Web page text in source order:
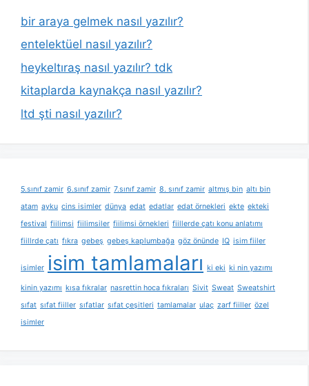
bir araya gelmek nasıl yazılır?
entelektüel nasıl yazılır?
heykeltıraş nasıl yazılır? tdk
kitaplarda kaynakça nasıl yazılır?
ltd şti nasıl yazılır?
5.sınıf zamir 6.sınıf zamir 7.sınıf zamir 8. sınıf zamir altmış bin altı bin
atam ayku cins isimler dünya edat edatlar edat örnekleri ekte ekteki
festival fiilimsi fiilimsiler fiilimsi örnekleri fiillerde çatı konu anlatımı
fiillrde çatı fıkra gebeş gebeş kaplumbağa göz önünde IQ isim fiiler
isimler isim tamlamaları ki eki ki nin yazımı
kinin yazımı kısa fıkralar nasrettin hoca fıkraları Sivit Sweat Sweatshirt
sıfat sıfat fiiller sıfatlar sıfat çeşitleri tamlamalar ulaç zarf fiiller özel
isimler